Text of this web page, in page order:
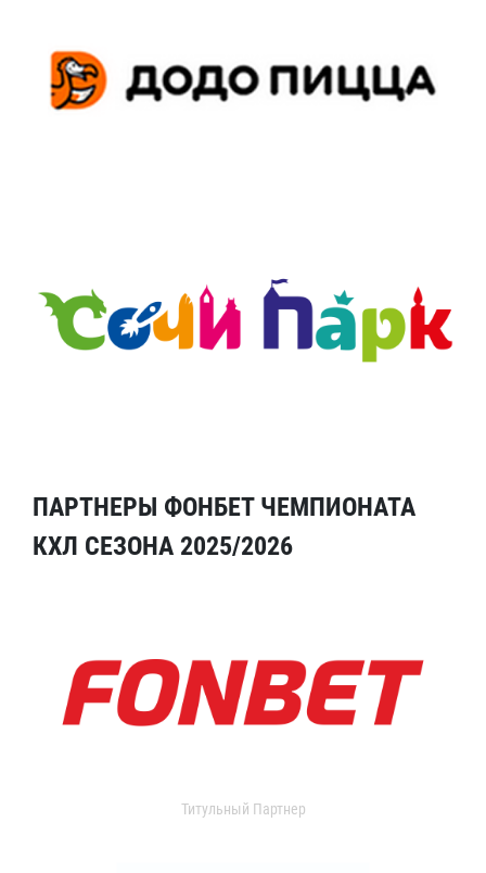
ПАРТНЕРЫ ФОНБЕТ ЧЕМПИОНАТА
КХЛ СЕЗОНА 2025/2026
Титульный Партнер